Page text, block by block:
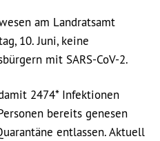
am Landratsamt
10. Juni, keine
mit SARS-CoV-2.
2474* Infektionen
bereits genesen
entlassen. Aktuell